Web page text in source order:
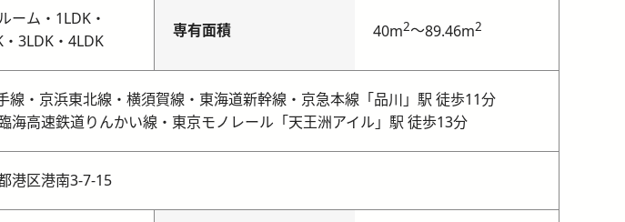
ーム・1LDK・
3LDK・4LDK
専有面積 40m2～89.46m2
線・京浜東北線・横須賀線・東海道新幹線・京急本線「品川」駅 徒歩11分
海高速鉄道りんかい線・東京モノレール「天王洲アイル」駅 徒歩13分
港区港南3-7-15